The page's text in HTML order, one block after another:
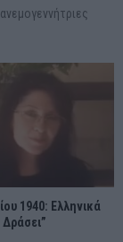
1940: Ελληνικά